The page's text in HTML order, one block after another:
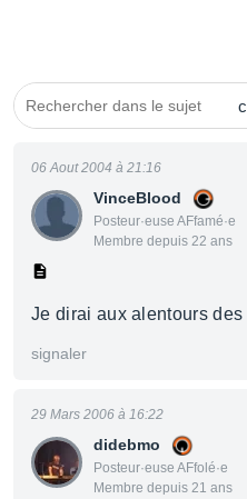
VinceBlood
Posteur·euse AFfamé·e
Membre depuis 22 ans
06 Aout 2004 à 21:16
Je dirai aux alentours
signaler
didebmo
Posteur·euse AFfolé·e
Membre depuis 21 ans
29 Mars 2006 à 16:22